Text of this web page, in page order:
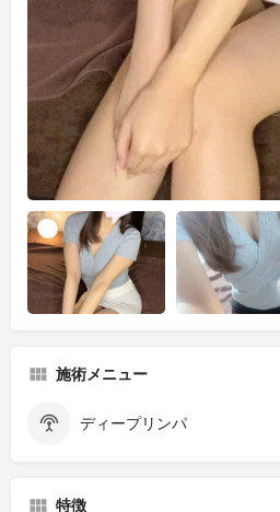
施術メニュー
ディープリンパ
特徴